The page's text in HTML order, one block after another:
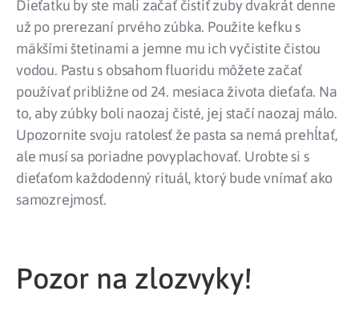
Dieťatku by ste mali začať čistiť zuby dvakrát denne
už po prerezaní prvého zúbka. Použite kefku s
mäkšími štetinami a jemne mu ich vyčistite čistou
vodou. Pastu s obsahom fluoridu môžete začať
používať približne od 24. mesiaca života dieťaťa. Na
to, aby zúbky boli naozaj čisté, jej stačí naozaj málo.
Upozornite svoju ratolesť že pasta sa nemá prehĺtať,
ale musí sa poriadne povyplachovať. Urobte si s
dieťaťom každodenný rituál, ktorý bude vnímať ako
samozrejmosť.
Pozor na zlozvyky!